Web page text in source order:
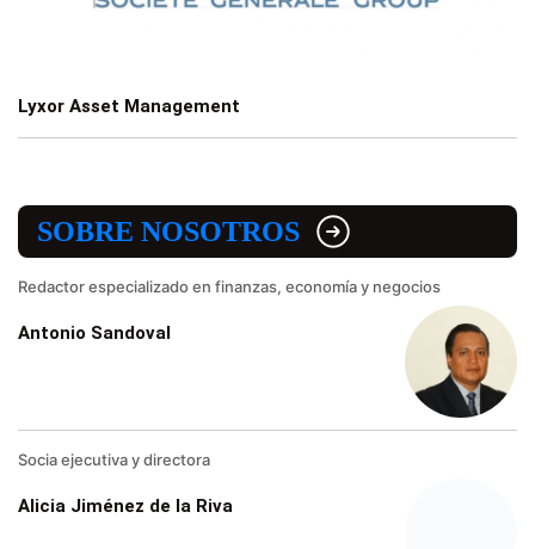
Lyxor Asset Management
SOBRE NOSOTROS
Redactor especializado en finanzas, economía y negocios
Antonio Sandoval
Socia ejecutiva y directora
Alicia Jiménez de la Riva